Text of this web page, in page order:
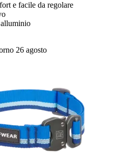
e facile da regolare
26 agosto